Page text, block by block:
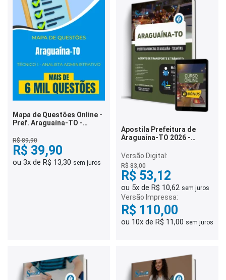
Mapa de Questões Online -
Pref. Araguaína-TO -
Administrativo - 6 Mil
Questões
R$ 89,90
R$ 39,90
ou 3x de R$ 13,30 sem juros
Apostila Prefeitura de
Araguaína-TO 2026 -
Trânsito
Versão Digital:
R$ 83,00
R$ 53,12
ou 5x de R$ 10,62 sem juros
Versão Impressa:
R$ 110,00
ou 10x de R$ 11,00 sem juros